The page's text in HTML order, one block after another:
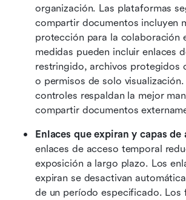
organización. Las plataformas
compartir documentos incluyen
protección para la colaboración
medidas pueden incluir enlaces
restringido, archivos protegidos
o permisos de solo
controles respaldan la mejor
compartir documentos
Enlaces que expiran y capas de
enlaces de acceso temporal
exposición a largo plazo. Los
expiran se desactivan
de un período especificado. Los